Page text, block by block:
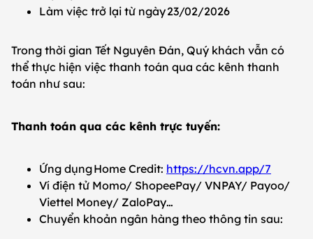
Làm việc trở lại từ ngày 23/02/2026
Trong thời gian Tết Nguyên Đán, Quý khách vẫn có
thể thực hiện việc thanh toán qua các kênh thanh
toán như sau:
Thanh toán qua các kênh trực tuyến:
Ứng dụng Home Credit: https://hcvn.app/7
Ví điện tử Momo/ ShopeePay/ VNPAY/ Payoo/
Viettel Money/ ZaloPay…
Chuyển khoản ngân hàng theo thông tin sau: